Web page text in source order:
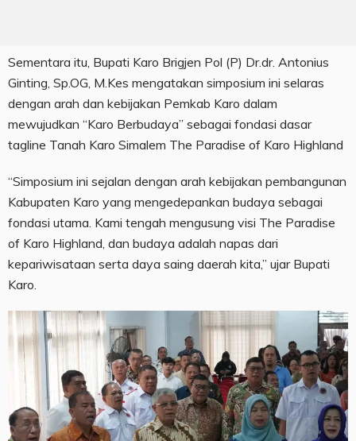
Sementara itu, Bupati Karo Brigjen Pol (P) Dr.dr. Antonius
Ginting, Sp.OG, M.Kes mengatakan simposium ini selaras
dengan arah dan kebijakan Pemkab Karo dalam
mewujudkan “Karo Berbudaya” sebagai fondasi dasar
tagline Tanah Karo Simalem The Paradise of Karo Highland
“Simposium ini sejalan dengan arah kebijakan pembangunan
Kabupaten Karo yang mengedepankan budaya sebagai
fondasi utama. Kami tengah mengusung visi The Paradise
of Karo Highland, dan budaya adalah napas dari
kepariwisataan serta daya saing daerah kita,” ujar Bupati
Karo.